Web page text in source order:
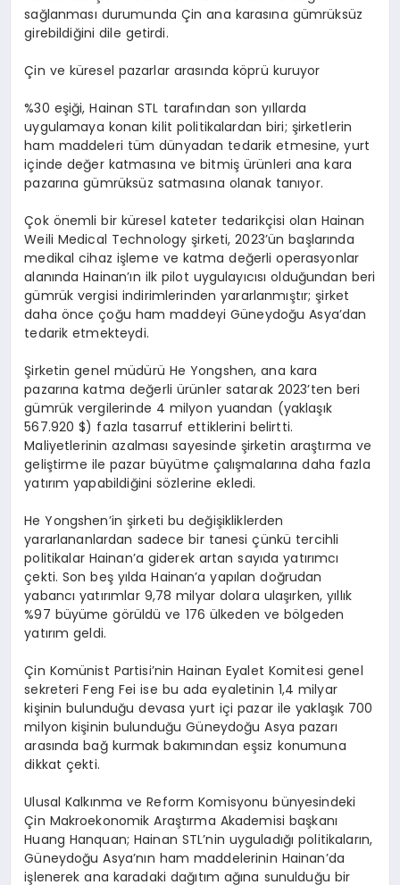
sağlanması durumunda Çin ana karasına gümrüksüz
girebildiğini dile getirdi.
Çin ve küresel pazarlar arasında köprü kuruyor
%30 eşiği, Hainan STL tarafından son yıllarda
uygulamaya konan kilit politikalardan biri; şirketlerin
ham maddeleri tüm dünyadan tedarik etmesine, yurt
içinde değer katmasına ve bitmiş ürünleri ana kara
pazarına gümrüksüz satmasına olanak tanıyor.
Çok önemli bir küresel kateter tedarikçisi olan Hainan
Weili Medical Technology şirketi, 2023’ün başlarında
medikal cihaz işleme ve katma değerli operasyonlar
alanında Hainan’ın ilk pilot uygulayıcısı olduğundan beri
gümrük vergisi indirimlerinden yararlanmıştır; şirket
daha önce çoğu ham maddeyi Güneydoğu Asya’dan
tedarik etmekteydi.
Şirketin genel müdürü He Yongshen, ana kara
pazarına katma değerli ürünler satarak 2023’ten beri
gümrük vergilerinde 4 milyon yuandan (yaklaşık
567.920 $) fazla tasarruf ettiklerini belirtti.
Maliyetlerinin azalması sayesinde şirketin araştırma ve
geliştirme ile pazar büyütme çalışmalarına daha fazla
yatırım yapabildiğini sözlerine ekledi.
He Yongshen’in şirketi bu değişikliklerden
yararlananlardan sadece bir tanesi çünkü tercihli
politikalar Hainan’a giderek artan sayıda yatırımcı
çekti. Son beş yılda Hainan’a yapılan doğrudan
yabancı yatırımlar 9,78 milyar dolara ulaşırken, yıllık
%97 büyüme görüldü ve 176 ülkeden ve bölgeden
yatırım geldi.
Çin Komünist Partisi’nin Hainan Eyalet Komitesi genel
sekreteri Feng Fei ise bu ada eyaletinin 1,4 milyar
kişinin bulunduğu devasa yurt içi pazar ile yaklaşık 700
milyon kişinin bulunduğu Güneydoğu Asya pazarı
arasında bağ kurmak bakımından eşsiz konumuna
dikkat çekti.
Ulusal Kalkınma ve Reform Komisyonu bünyesindeki
Çin Makroekonomik Araştırma Akademisi başkanı
Huang Hanquan; Hainan STL’nin uyguladığı politikaların,
Güneydoğu Asya’nın ham maddelerinin Hainan’da
işlenerek ana karadaki dağıtım ağına sunulduğu bir